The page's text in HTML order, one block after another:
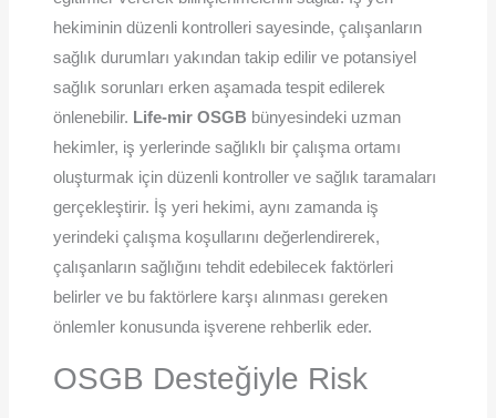
hekiminin düzenli kontrolleri sayesinde, çalışanların
sağlık durumları yakından takip edilir ve potansiyel
sağlık sorunları erken aşamada tespit edilerek
önlenebilir. Life-mir OSGB bünyesindeki uzman
hekimler, iş yerlerinde sağlıklı bir çalışma ortamı
oluşturmak için düzenli kontroller ve sağlık taramaları
gerçekleştirir. İş yeri hekimi, aynı zamanda iş
yerindeki çalışma koşullarını değerlendirerek,
çalışanların sağlığını tehdit edebilecek faktörleri
belirler ve bu faktörlere karşı alınması gereken
önlemler konusunda işverene rehberlik eder.
OSGB Desteğiyle Risk